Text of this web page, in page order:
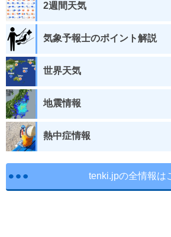
2週間天気
気象予報士のポイント解説
世界天気
地震情報
熱中症情報
tenki.jpの全情報は